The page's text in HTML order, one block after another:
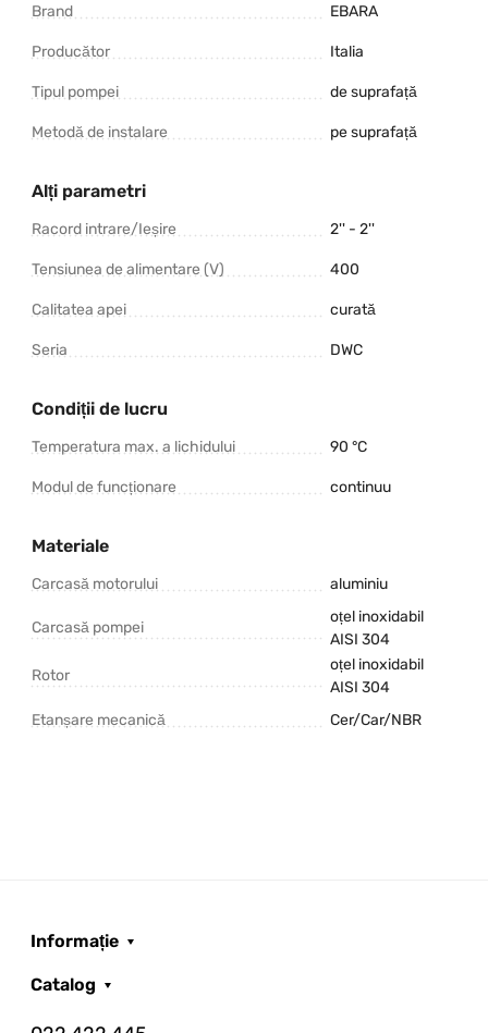
Brand EBARA
Producător Italia
Tipul pompei de suprafață
Metodă de instalare pe suprafață
Alți parametri
Racord intrare/Ieșire 2'' - 2''
Tensiunea de alimentare (V) 400
Calitatea apei curată
Seria DWC
Condiții de lucru
Temperatura max. a lichidului 90 °C
Modul de funcționare continuu
Materiale
Carcasă motorului aluminiu
Carcasă pompei
oțel inoxidabil
AISI 304
Rotor
oțel inoxidabil
AISI 304
Etanșare mecanică
Cer/Car/NBR
Informație
Catalog